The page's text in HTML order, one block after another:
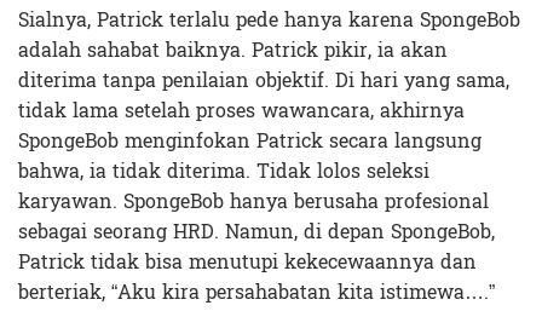
Sialnya, Patrick terlalu pede hanya karena SpongeBob
adalah sahabat baiknya. Patrick pikir, ia akan
diterima tanpa penilaian objektif. Di hari yang sama,
tidak lama setelah proses wawancara, akhirnya
SpongeBob menginfokan Patrick secara langsung
bahwa, ia tidak diterima. Tidak lolos seleksi
karyawan. SpongeBob hanya berusaha profesional
sebagai seorang HRD. Namun, di depan SpongeBob,
Patrick tidak bisa menutupi kekecewaannya dan
berteriak, “Aku kira persahabatan kita istimewa….”